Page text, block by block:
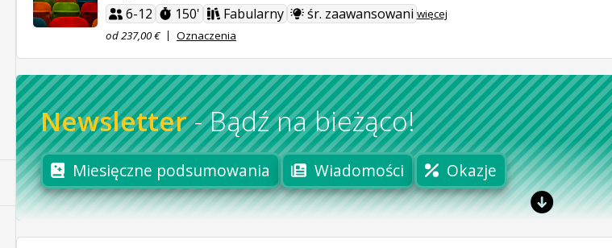
6-12 150' Fabularny śr. zaawansowani więcej
od 237,00 €
Oznaczenia
Newsletter -Bądź na bieżąco!
Miesięczne podsumowania Wiadomości Okazje